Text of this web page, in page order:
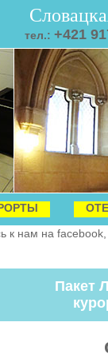
тел.: +421
к нам на